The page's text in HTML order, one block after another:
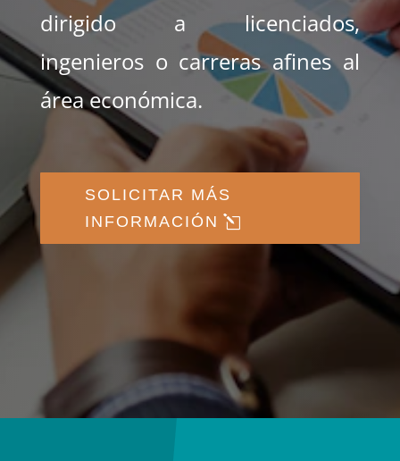
dirigido a licenciados,
ingenieros o carreras afines al
área económica.
SOLICITAR MÁS
INFORMACIÓN